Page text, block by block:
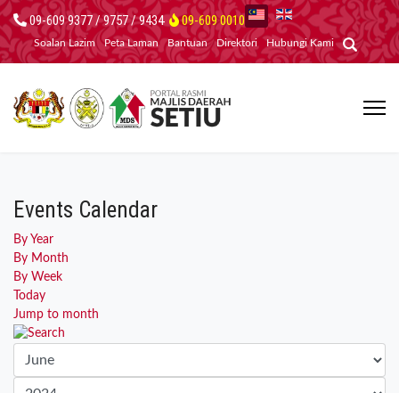
09-609 9377 / 9757 / 9434 09-609 0010
Soalan Lazim Peta Laman Bantuan Direktori Hubungi Kami
Events Calendar
By Year
By Month
By Week
Today
Jump to month